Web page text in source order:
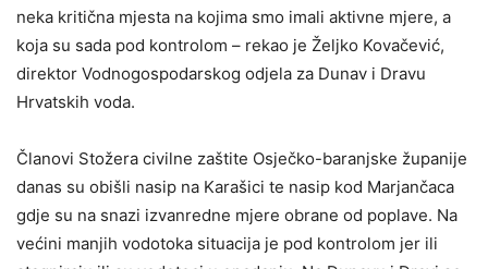
neka kritična mjesta na kojima smo imali aktivne mjere, a
koja su sada pod kontrolom – rekao je Željko Kovačević,
direktor Vodnogospodarskog odjela za Dunav i Dravu
Hrvatskih voda.
Članovi Stožera civilne zaštite Osječko-baranjske županije
danas su obišli nasip na Karašici te nasip kod Marjančaca
gdje su na snazi izvanredne mjere obrane od poplave. Na
većini manjih vodotoka situacija je pod kontrolom jer ili